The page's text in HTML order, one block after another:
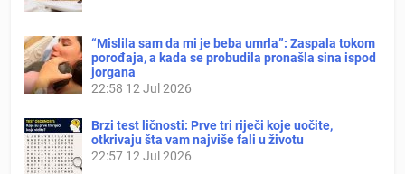
“Mislila sam da mi je beba umrla”: Zaspala tokom
porođaja, a kada se probudila pronašla sina ispod
jorgana
22:58 12 Jul 2026
Brzi test ličnosti: Prve tri riječi koje uočite,
otkrivaju šta vam najviše fali u životu
22:57 12 Jul 2026